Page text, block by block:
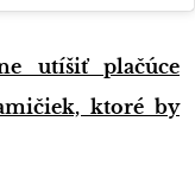
utíšiť plačúce
ktoré by